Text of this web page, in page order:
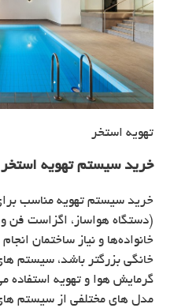
تهویه استخر
خرید سیستم تهویه
خرید سیستم تهویه مناسب
(دستگاه هواساز، اگزاست فن و
خانواده‌ها و نیاز ساختمان
خانگی بزرگتر باشد، سیستم
گرمایش هوا و تهویه استفاده
مدل های مختلفی از سیستم